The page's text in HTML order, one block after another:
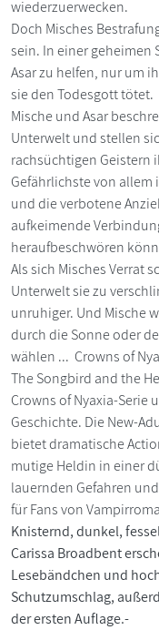
wiederzuerwecken.
Doch Misches
sein. In einer geheimen
Asar zu helfen, nur um
sie den Todesgott tötet.
Mische und Asar
Unterwelt und stellen
rachsüchtigen Geistern
Gefährlichste von allem
und die verbotene
aufkeimende
heraufbeschwören
Als sich Misches Verrat
Unterwelt sie zu
unruhiger. Und Mische
durch die Sonne oder
wählen ... Crowns of
The Songbird and the
Crowns of Nyaxia-Serie
Geschichte. Die New-
bietet dramatische
mutige Heldin in einer
lauernden Gefahren
für Fans von
Knisternd, dunkel,
Carissa Broadbent
Lesebändchen und
Schutzumschlag,
der ersten Auflage.-